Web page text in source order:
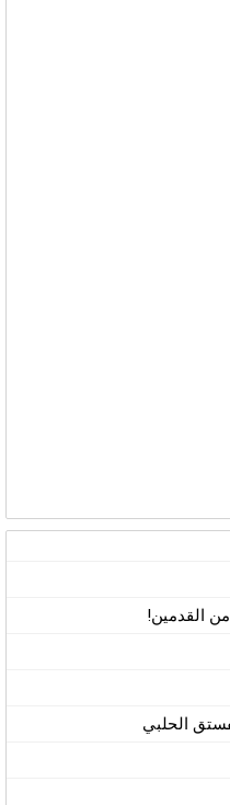
القدمين!
الحلبي